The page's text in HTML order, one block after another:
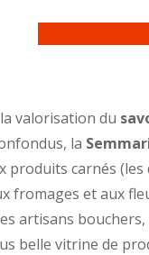
valorisation du
la
produits carnés
fromages et aux
artisans
belle vitrine de